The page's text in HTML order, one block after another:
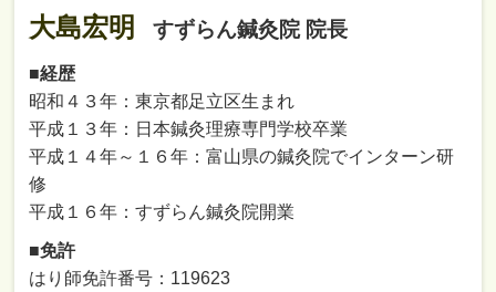
大島宏明 すずらん鍼灸院 院長
■経歴
昭和４３年：東京都足立区生まれ
平成１３年：日本鍼灸理療専門学校卒業
平成１４年～１６年：富山県の鍼灸院でインターン研
修
平成１６年：すずらん鍼灸院開業
■免許
はり師免許番号：119623